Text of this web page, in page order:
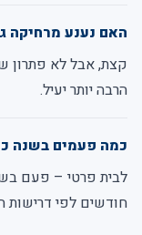
האם נענע מרחיקה
קצת, אבל לא פתרון
הרבה יותר יעיל.
כמה פעמים בשנה
חודשים לפי דרישות